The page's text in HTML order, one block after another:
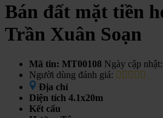
Bán đất mặt tiền
Trần Xuân Soạn
Mã tin: MT00108 Ngày cập
Người dùng đánh giá:
Địa chỉ
Diện tích 4.1x20m
Kết cấu